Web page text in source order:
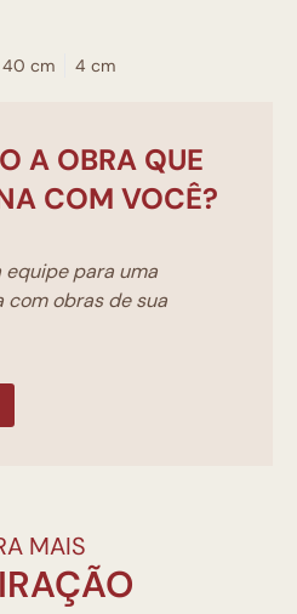
40 cm 4 cm
A OBRA QUE
COM VOCÊ?
equipe para uma
com obras de sua
MAIS